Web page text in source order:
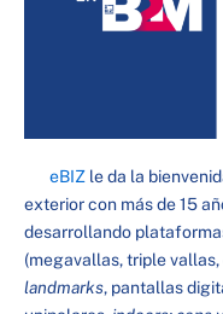
eBIZ le da la
exterior con más de 15
desarrollando
(megavallas, triple
landmarks, pantallas